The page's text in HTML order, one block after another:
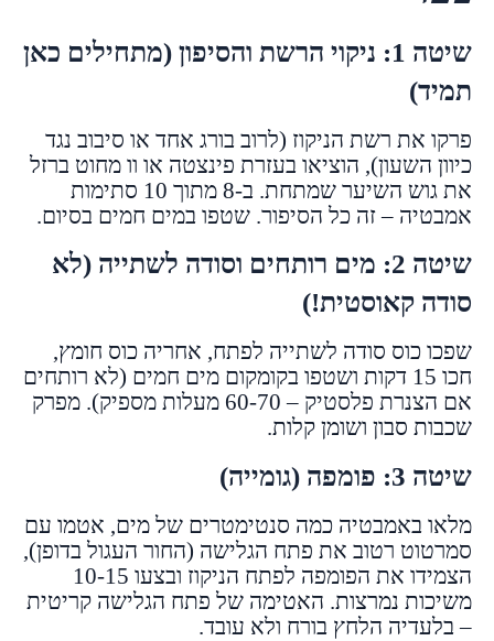
שיטה 1: ניקוי הרשת והסיפון (מתחילים כאן
תמיד)
פרקו את רשת הניקוז (לרוב בורג אחד או סיבוב נגד
כיוון השעון), הוציאו בעזרת פינצטה או וו מחוט ברזל
את גוש השיער שמתחת. ב-8 מתוך 10 סתימות
אמבטיה – זה כל הסיפור. שטפו במים חמים בסיום.
שיטה 2: מים רותחים וסודה לשתייה (לא
סודה קאוסטית!)
שפכו כוס סודה לשתייה לפתח, אחריה כוס חומץ,
חכו 15 דקות ושטפו בקומקום מים חמים (לא רותחים
אם הצנרת פלסטיק – 60-70 מעלות מספיק). מפרק
שכבות סבון ושומן קלות.
שיטה 3: פומפה (גומייה)
מלאו באמבטיה כמה סנטימטרים של מים, אטמו עם
סמרטוט רטוב את פתח הגלישה (החור העגול בדופן),
הצמידו את הפומפה לפתח הניקוז ובצעו 10-15
משיכות נמרצות. האטימה של פתח הגלישה קריטית
– בלעדיה הלחץ בורח ולא עובד.